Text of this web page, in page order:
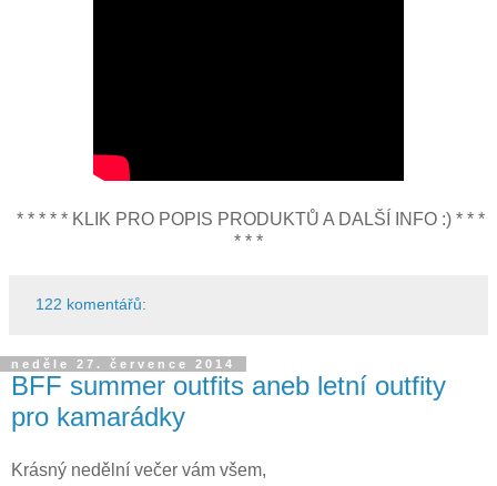
* * * * * KLIK PRO POPIS PRODUKTŮ A DALŠÍ INFO :) * * *
* * *
122 komentářů:
neděle 27. července 2014
BFF summer outfits aneb letní outfity
pro kamarádky
Krásný nedělní večer vám všem,